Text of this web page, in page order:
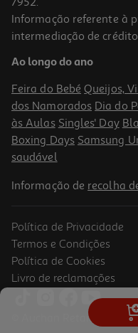
Bifidus Activia Morango
5.2 €/Kg
2,39 €
Iogurte Bifidus Activia
Informação referente à
intermediação de
Ao longo do ano
Feira do Bebé Queijos,
dos Namorados Dia do
às Aulas Singles' Day
Boxing Days Samsung
saudável
Informação de recolha
Política de Privacidade
Termos e Condições
Política de Cookies
Livro de reclamações
© Auchan Retail Portugal